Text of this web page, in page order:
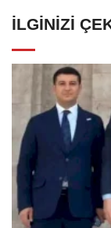
İLGINIZI